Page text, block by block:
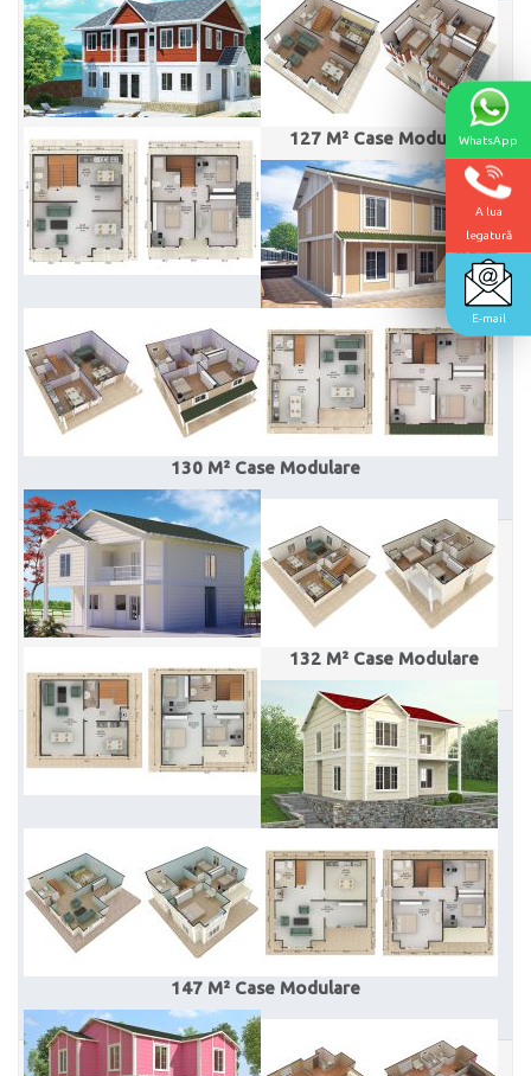
127 M² Case Modulare
130 M² Case Modulare
132 M² Case Modulare
147 M² Case Modulare
WhatsApp
A lua
legatură
E-mail